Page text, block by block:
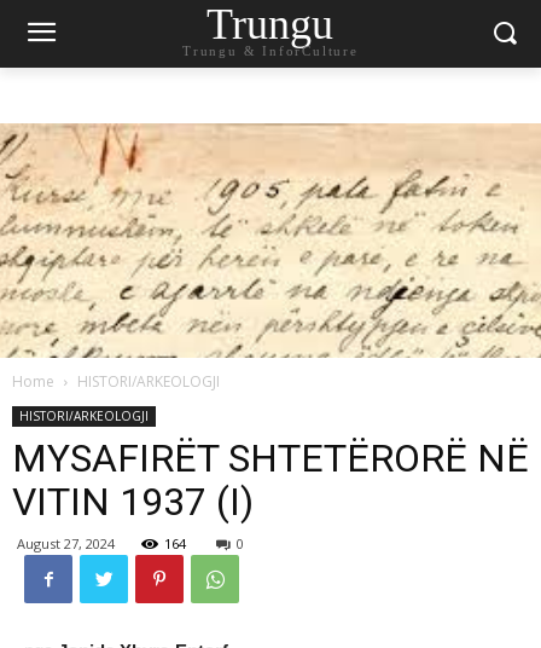
Trungu
Trungu & InforCulture
Home HISTORI/ARKEOLOGJI
HISTORI/ARKEOLOGJI
MYSAFIRËT SHTETËRORË NË
VITIN 1937 (I)
August 27, 2024 164 0